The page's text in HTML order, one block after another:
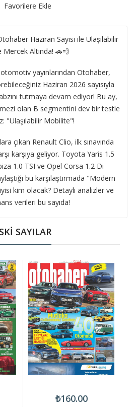
Favorilere Ekle
Haziran Sayısı ile Ulaşılabilir
Mercek Altında! 🚗💨
yayınlarından Otohaber,
Haziran 2026 sayısıyla
tutmaya devam ediyor! Bu ay,
olan B segmentini dev bir testle
"Ulaşılabilir Mobilite"!
çıkan Renault Clio, ilk sınavında
karşıya geliyor. Toyota Yaris 1.5
1.0 TSI ve Opel Corsa 1.2 Di
bu karşılaştırmada "Modern
iyisi kim olacak? Detaylı analizler ve
verileri bu sayıda!
SAYILAR
₺160.00